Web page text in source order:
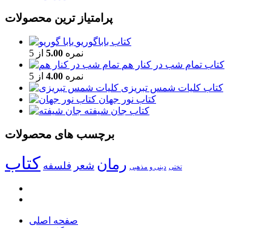
پرامتیاز ترین محصولات
کتاب باباگوریو
نمره 5.00 از 5
کتاب تمام شب در کنار هم
نمره 4.00 از 5
کتاب کلیات شمس تبریزی
کتاب نور جهان
کتاب جان شیفته
برچسب های محصولات
تختی دینی و مذهبی رمان شعر فلسفه کتاب
صفحه اصلی